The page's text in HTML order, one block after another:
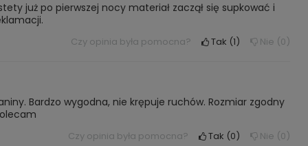
już po pierwszej nocy materiał zaczął się supkować i
Czy opinia była pomocna? Tak 1 Nie 0
Bardzo wygodna, nie krępuje ruchów. Rozmiar zgodny
Czy opinia była pomocna? Tak 0 Nie 0